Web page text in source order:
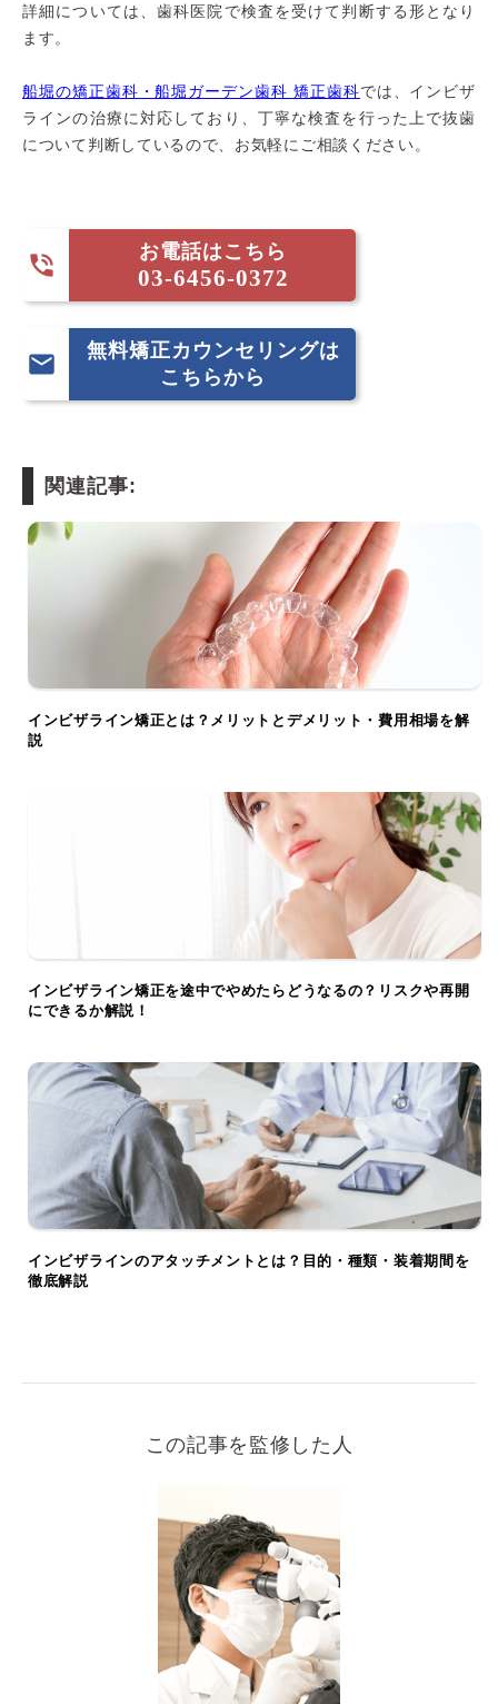
詳細については、歯科医院で検査を受けて判断する形となり
ます。
船堀の矯正歯科・船堀ガーデン歯科 矯正歯科では、インビザ
ラインの治療に対応しており、丁寧な検査を行った上で抜歯
について判断しているので、お気軽にご相談ください。
 お電話はこちら
03-6456-0372

無料矯正カウンセリングは
こちらから
関連記事:
インビザライン矯正とは？メリットとデメリット・費用相場を解
説
インビザライン矯正を途中でやめたらどうなるの？リスクや再開
にできるか解説！
インビザラインのアタッチメントとは？目的・種類・装着期間を
徹底解説
この記事を監修した人